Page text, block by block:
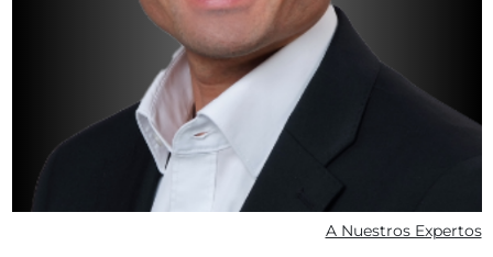
A Nuestros Expertos